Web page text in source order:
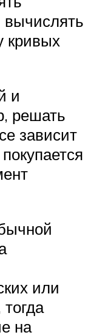
вычислять
кривых
и
решать
зависит
или
на